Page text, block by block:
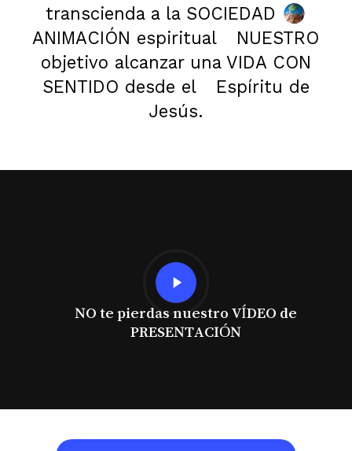
transcienda a la SOCIEDAD
ANIMACIÓN espiritual
NUESTRO
objetivo alcanzar una VIDA CON
SENTIDO desde el
Espíritu de
Jesús.
Play
Video
NO te pierdas nuestro VÍDEO de
PRESENTACIÓN